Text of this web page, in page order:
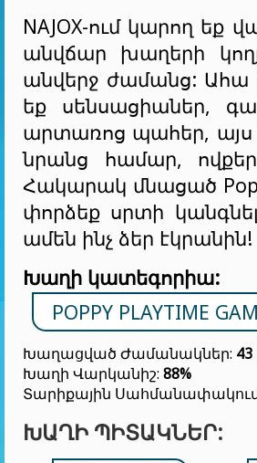
NAJOX-ում կարող եք
անվճար խաղերի
անվերջ ժամանց: Ահա
եք սենսացիաներ,
արտառոց պահեր,
նրանց համար,
Հակարակ մնացած
փորձեք սրտի
ամեն ինչ ձեր էկրանին!
Խաղի կատեգորիա:
POPPY PLAYTIME
Խաղացված Ժամանակներ: 43
Խաղի Վարկանիշ: 88%
Տարիքային
ԽԱՂԻ ՊԻՏԱԿՆԵՐ: